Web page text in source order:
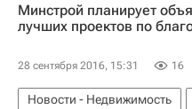
Минстрой планирует
лучших проектов по
28 сентября 2016, 15:31 16
Новости - Недвижимость